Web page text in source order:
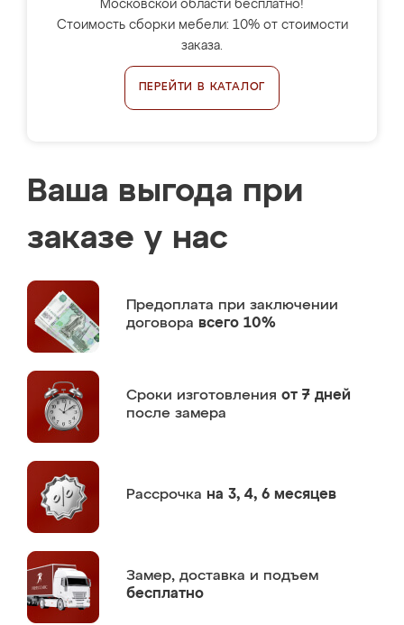
Московской области бесплатно!
Стоимость сборки мебели: 10% от стоимости
заказа.
ПЕРЕЙТИ В КАТАЛОГ
Ваша выгода при
заказе у нас
Предоплата при заключении
договора всего 10%
Сроки изготовления от 7 дней
после замера
Рассрочка на 3, 4, 6 месяцев
Замер, доставка и подъем
бесплатно